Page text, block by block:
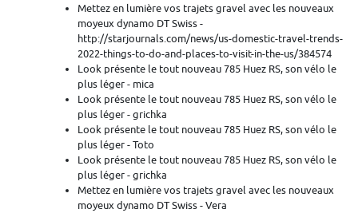
Mettez en lumière vos trajets gravel avec les nouveaux
moyeux dynamo DT Swiss -
http://starjournals.com/news/us-domestic-travel-trends-
2022-things-to-do-and-places-to-visit-in-the-us/384574
Look présente le tout nouveau 785 Huez RS, son vélo le
plus léger - mica
Look présente le tout nouveau 785 Huez RS, son vélo le
plus léger - grichka
Look présente le tout nouveau 785 Huez RS, son vélo le
plus léger - Toto
Look présente le tout nouveau 785 Huez RS, son vélo le
plus léger - grichka
Mettez en lumière vos trajets gravel avec les nouveaux
moyeux dynamo DT Swiss - Vera